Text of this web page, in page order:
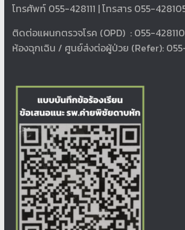
โทรศัพท์ 055-428111 | โทรสาร 055-
ติดต่อแผนกตรวจโรค (OPD) : 055-428110
ห้องฉุกเฉิน / ศูนย์ส่งต่อผู้ป่วย (Refer):